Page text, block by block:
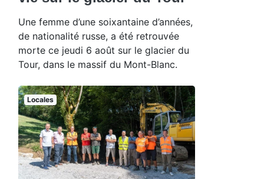
Une femme d’une soixantaine d’années,
de nationalité russe, a été retrouvée
morte ce jeudi 6 août sur le glacier du
Tour, dans le massif du Mont-Blanc.
Locales